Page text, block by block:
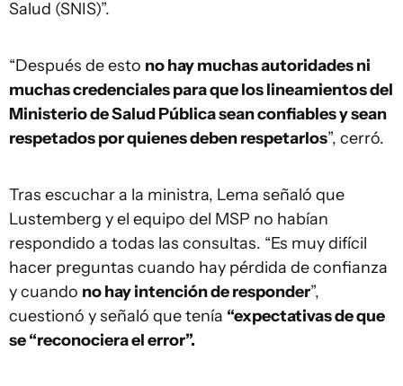
Salud (SNIS)”.
“Después de esto no hay muchas autoridades ni
muchas credenciales para que los lineamientos del
Ministerio de Salud Pública sean confiables y sean
respetados por quienes deben respetarlos”, cerró.
Tras escuchar a la ministra, Lema señaló que
Lustemberg y el equipo del MSP no habían
respondido a todas las consultas. “Es muy difícil
hacer preguntas cuando hay pérdida de confianza
y cuando no hay intención de responder”,
cuestionó y señaló que tenía “expectativas de que
se “reconociera el error”.